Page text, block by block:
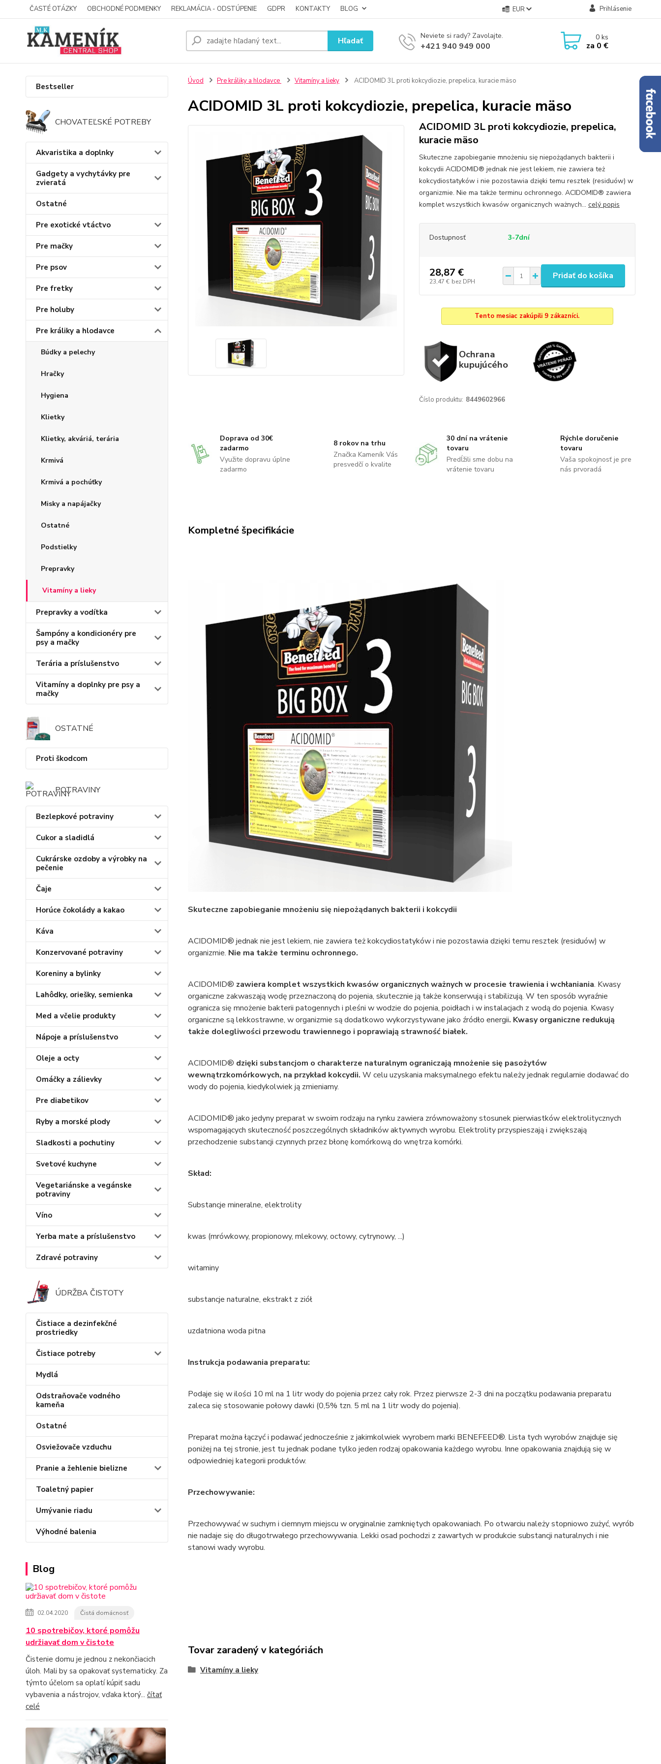
ČASTÉ OTÁZKY OBCHODNÉ PODMIENKY REKLAMÁCIA - ODSTÚPENIE GDPR KONTAKTY BLOG EUR Prihlásenie
Hľadať Neviete si rady? Zavolajte.
+421 940 949 000
0ks
za 0 €
Bestseller
CHOVATEĽSKÉ POTREBY
Akvaristika a doplnky
Gadgety a vychytávky pre
zvieratá
Ostatné
Pre exotické vtáctvo
Pre mačky
Pre psov
Pre fretky
Pre holuby
Pre králiky a hlodavce
Búdky a pelechy
Hračky
Hygiena
Klietky
Klietky, akváriá, terária
Krmivá
Krmivá a pochúťky
Misky a napájačky
Ostatné
Podstielky
Prepravky
Vitamíny a lieky
Prepravky a vodítka
Šampóny a kondicionéry pre
psy a mačky
Terária a príslušenstvo
Vitamíny a doplnky pre psy a
mačky
OSTATNÉ
Proti škodcom
POTRAVINY
Bezlepkové potraviny
Cukor a sladidlá
Cukrárske ozdoby a výrobky na
pečenie
Čaje
Horúce čokolády a kakao
Káva
Konzervované potraviny
Koreniny a bylinky
Lahôdky, oriešky, semienka
Med a včelie produkty
Nápoje a príslušenstvo
Oleje a octy
Omáčky a zálievky
Pre diabetikov
Ryby a morské plody
Sladkosti a pochutiny
Svetové kuchyne
Vegetariánske a vegánske
potraviny
Víno
Yerba mate a príslušenstvo
Zdravé potraviny
ÚDRŽBA ČISTOTY
Čistiace a dezinfekčné
prostriedky
Čistiace potreby
Mydlá
Odstraňovače vodného
kameňa
Ostatné
Osviežovače vzduchu
Pranie a žehlenie bielizne
Toaletný papier
Umývanie riadu
Výhodné balenia
Blog
02.04.2020 Čistá domácnosť
10 spotrebičov, ktoré pomôžu
udržiavať dom v čistote
Čistenie domu je jednou z nekončiacich
úloh. Mali by sa opakovať systematicky. Za
týmto účelom sa oplatí kúpiť sadu
vybavenia a nástrojov, vďaka ktorý... čítať
celé
Úvod Pre králiky a hlodavce Vitamíny a lieky ACIDOMID 3L proti kokcydiozie, prepelica, kuracie mäso
ACIDOMID 3L proti kokcydiozie, prepelica, kuracie mäso
ACIDOMID 3L proti kokcydiozie, prepelica,
kuracie mäso
Skuteczne zapobieganie mnożeniu się niepożądanych bakterii i
kokcydii ACIDOMID® jednak nie jest lekiem, nie zawiera też
kokcydiostatyków i nie pozostawia dzięki temu resztek (residuów) w
organizmie. Nie ma także terminu ochronnego. ACIDOMID® zawiera
komplet wszystkich kwasów organicznych ważnych... celý popis
Dostupnosť 3-7dní
28,87 €
23,47 € bez DPH
Pridať do košíka
Tento mesiac zakúpili 9 zákazníci.
Ochrana
kupujúcého
Číslo produktu: 8449602966
Doprava od 30€
zadarmo
Využite dopravu úplne
zadarmo
8 rokov na trhu
Značka Kameník Vás
presvedčí o kvalite
30 dní na vrátenie
tovaru
Predĺžili sme dobu na
vrátenie tovaru
Rýchle doručenie
tovaru
Vaša spokojnosť je pre
nás prvoradá
Kompletné špecifikácie
Skuteczne zapobieganie mnożeniu się niepożądanych bakterii i kokcydii
ACIDOMID® jednak nie jest lekiem, nie zawiera też kokcydiostatyków i nie pozostawia dzięki temu resztek (residuów) w
organizmie. Nie ma także terminu ochronnego.
ACIDOMID® zawiera komplet wszystkich kwasów organicznych ważnych w procesie trawienia i wchłaniania. Kwasy
organiczne zakwaszają wodę przeznaczoną do pojenia, skutecznie ją także konserwują i stabilizują. W ten sposób wyraźnie
ogranicza się mnożenie bakterii patogennych i pleśni w wodzie do pojenia, poidłach i w instalacjach z wodą do pojenia. Kwasy
organiczne są lekkostrawne, w organizmie są dodatkowo wykorzystywane jako źródło energii. Kwasy organiczne redukują
także dolegliwości przewodu trawiennego i poprawiają strawność białek.
ACIDOMID® dzięki substancjom o charakterze naturalnym ograniczają mnożenie się pasożytów
wewnątrzkomórkowych, na przykład kokcydii. W celu uzyskania maksymalnego efektu należy jednak regularnie dodawać do
wody do pojenia, kiedykolwiek ją zmieniamy.
ACIDOMID® jako jedyny preparat w swoim rodzaju na rynku zawiera zrównoważony stosunek pierwiastków elektrolitycznych
wspomagających skuteczność poszczególnych składników aktywnych wyrobu. Elektrolity przyspieszają i zwiększają
przechodzenie substancji czynnych przez błonę komórkową do wnętrza komórki.
Skład:
Substancje mineralne, elektrolity
kwas (mrówkowy, propionowy, mlekowy, octowy, cytrynowy, ...)
witaminy
substancje naturalne, ekstrakt z ziół
uzdatniona woda pitna
Instrukcja podawania preparatu:
Podaje się w ilości 10 ml na 1 litr wody do pojenia przez cały rok. Przez pierwsze 2-3 dni na początku podawania preparatu
zaleca się stosowanie połowy dawki (0,5% tzn. 5 ml na 1 litr wody do pojenia).
Preparat można łączyć i podawać jednocześnie z jakimkolwiek wyrobem marki BENEFEED®. Lista tych wyrobów znajduje się
poniżej na tej stronie, jest tu jednak podane tylko jeden rodzaj opakowania każdego wyrobu. Inne opakowania znajdują się w
odpowiedniej kategorii produktów.
Przechowywanie:
Przechowywać w suchym i ciemnym miejscu w oryginalnie zamkniętych opakowaniach. Po otwarciu należy stopniowo zużyć, wyrób
nie nadaje się do długotrwałego przechowywania. Lekki osad pochodzi z zawartych w produkcie substancji naturalnych i nie
stanowi wady wyrobu.
Tovar zaradený v kategóriách
Vitamíny a lieky